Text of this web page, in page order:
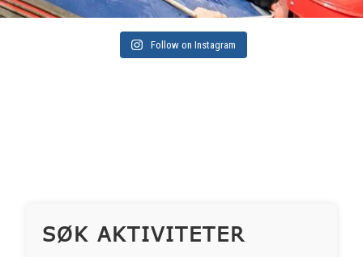
Follow on Instagram
SØK AKTIVITETER